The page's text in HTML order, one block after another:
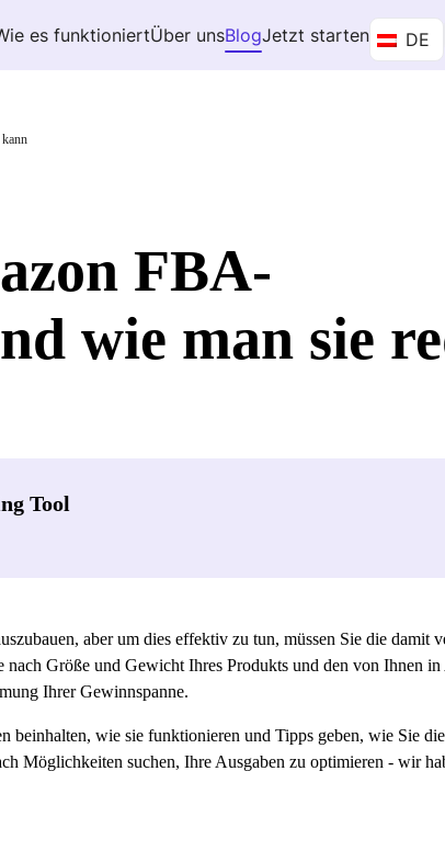
es funktioniertÜber unsBlogJetzt starten DE
FBA-
wie man sie
Tool
aber um dies effektiv zu tun, müssen Sie die damit
Größe und Gewicht Ihres Produkts und den von Ihnen in
Ihrer Gewinnspanne.
wie sie funktionieren und Tipps geben, wie Sie
Möglichkeiten suchen, Ihre Ausgaben zu optimieren - wir